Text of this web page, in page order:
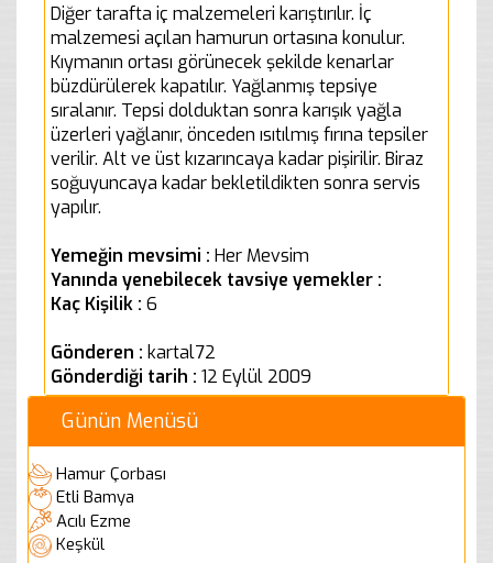
Diğer tarafta iç malzemeleri karıştırılır. İç
malzemesi açılan hamurun ortasına konulur.
Kıymanın ortası görünecek şekilde kenarlar
büzdürülerek kapatılır. Yağlanmış tepsiye
sıralanır. Tepsi dolduktan sonra karışık yağla
üzerleri yağlanır, önceden ısıtılmış fırına tepsiler
verilir. Alt ve üst kızarıncaya kadar pişirilir. Biraz
soğuyuncaya kadar bekletildikten sonra servis
yapılır.
Yemeğin mevsimi : Her Mevsim
Yanında yenebilecek tavsiye yemekler :
Kaç Kişilik : 6
Gönderen : kartal72
Gönderdiği tarih : 12 Eylül 2009
Günün Menüsü
Hamur Çorbası
Etli Bamya
Acılı Ezme
Keşkül